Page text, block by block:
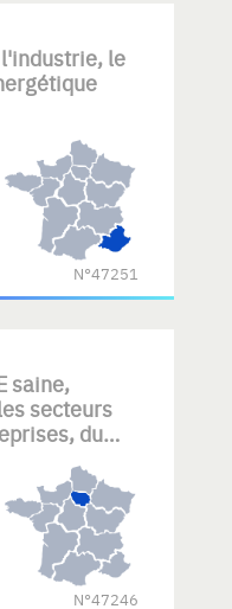
l'industrie, le
N°47251
saine,
secteurs
du
industriels
générant
Mon
entreprise
fidèle,
N°47246